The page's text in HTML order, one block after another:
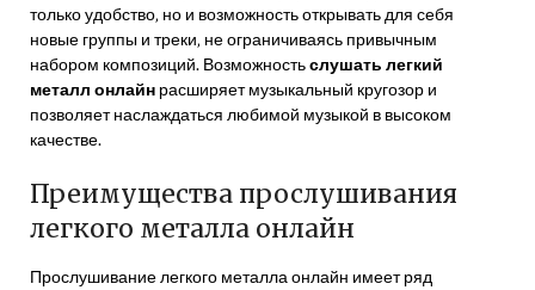
только удобство‚ но и возможность открывать для себя
новые группы и треки‚ не ограничиваясь привычным
набором композиций. Возможностьслушать легкий
металл онлайн расширяет музыкальный кругозор и
позволяет наслаждаться любимой музыкой в высоком
качестве.
Преимущества прослушивания
легкого металла онлайн
Прослушивание легкого металла онлайн имеет ряд